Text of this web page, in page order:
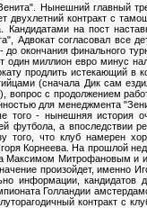
Нынешний главный
двухлетний контракт с
Кандидатами на пост
Адвокат согласовал все
до окончания финального
миллион евро минус
продлить истекающий в
(сначала Дик сам
вопрос с продолжением
для менеджмента
того - нынешняя история
футбола, а впоследствии
того, что клуб намерен
Корнеева. На прошлой
Максимом Митрофановым и
произойдет, именно
информации, кандидатов
Голландии
контракт с